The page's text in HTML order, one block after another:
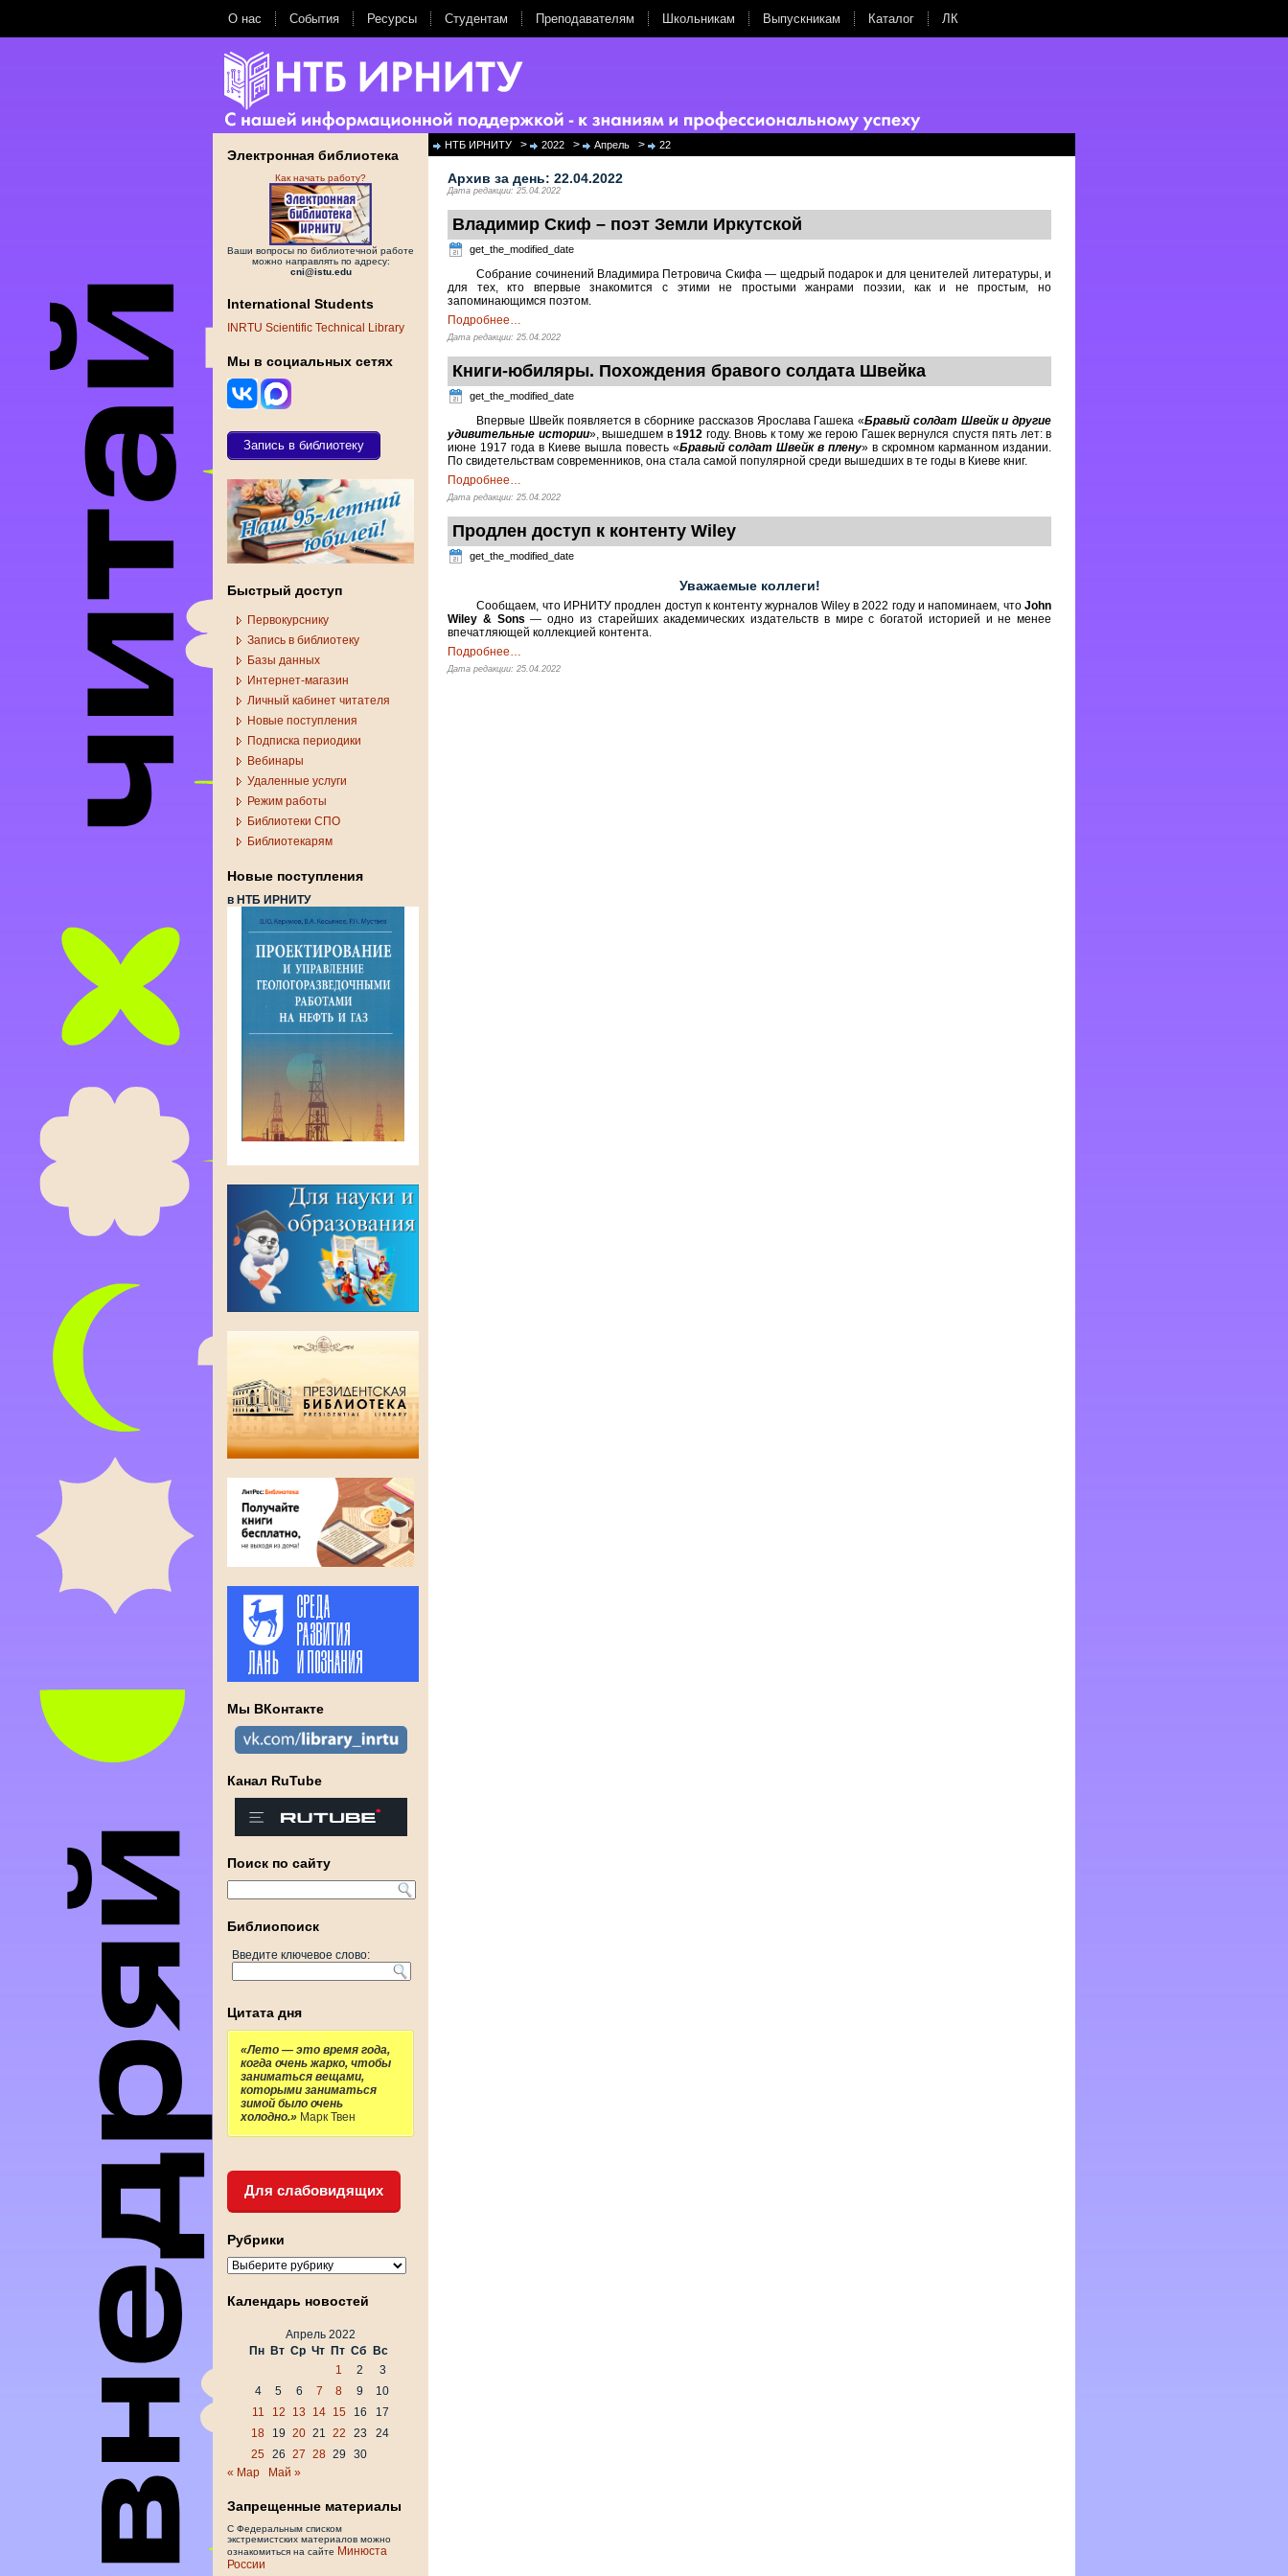
О нас События Ресурсы Студентам Преподавателям Школьникам Выпускникам Каталог ЛК
Электронная библиотека
Как начать работу?
Ваши вопросы по библиотечной работе
можно направлять по адресу:
cni@istu.edu
International Students
INRTU Scientific Technical Library
Мы в социальных сетях
Запись в библиотеку
Быстрый доступ
Первокурснику
Запись в библиотеку
Базы данных
Интернет-магазин
Личный кабинет читателя
Новые поступления
Подписка периодики
Вебинары
Удаленные услуги
Режим работы
Библиотеки СПО
Библиотекарям
Новые поступления
в НТБ ИРНИТУ
Мы ВКонтакте
Канал RuTube
Поиск по сайту
Библиопоиск
Введите ключевое слово:
Цитата дня
«Лето — это время года,
когда очень жарко, чтобы
заниматься вещами,
которыми заниматься
зимой было очень
холодно.» Марк Твен
Для слабовидящих
Рубрики
Рубрики
Календарь новостей
Апрель 2022
Пн Вт Ср Чт Пт Сб
Вс
1
2
3
4
5 6 7 8 9
10
11
12 13 14 15 16
17
18
19 20 21 22 23
24
25
26 27 28 29
30
« Мар
Май »
Запрещенные материалы
С Федеральным списком
экстремистских материалов можно
ознакомиться на сайте Минюста
России
НТБ ИРНИТУ > 2022 > Апрель > 22
Архив за день: 22.04.2022
Дата редакции: 25.04.2022
Владимир Скиф – поэт Земли Иркутской
get_the_modified_date
Собрание сочинений Владимира Петровича Скифа — щедрый подарок и для ценителей литературы, и
для тех, кто впервые знакомится с этими не простыми жанрами поэзии, как и не простым, но
запоминающимся поэтом.
Подробнее…
Дата редакции: 25.04.2022
Книги-юбиляры. Похождения бравого солдата Швейка
get_the_modified_date
Впервые Швейк появляется в сборнике рассказов Ярослава Гашека «Бравый солдат Швейк и другие
удивительные истории», вышедшем в 1912 году. Вновь к тому же герою Гашек вернулся спустя пять лет: в
июне 1917 года в Киеве вышла повесть «Бравый солдат Швейк в плену» в скромном карманном издании.
По свидетельствам современников, она стала самой популярной среди вышедших в те годы в Киеве книг.
Подробнее…
Дата редакции: 25.04.2022
Продлен доступ к контенту Wiley
get_the_modified_date
Уважаемые коллеги!
Сообщаем, что ИРНИТУ продлен доступ к контенту журналов Wiley в 2022 году и напоминаем, что John
Wiley & Sons — одно из старейших академических издательств в мире с богатой историей и не менее
впечатляющей коллекцией контента.
Подробнее…
Дата редакции: 25.04.2022